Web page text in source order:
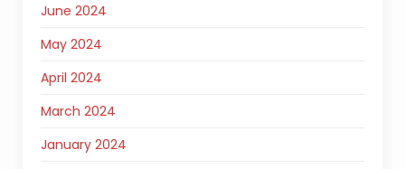
June 2024
May 2024
April 2024
March 2024
January 2024